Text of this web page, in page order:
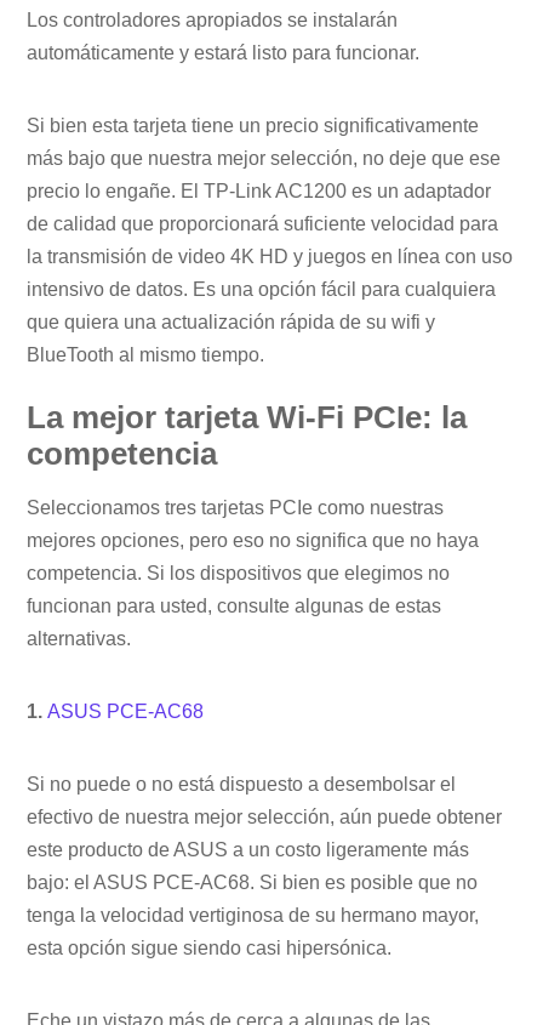
Los controladores apropiados se instalarán
automáticamente y estará listo para funcionar.
Si bien esta tarjeta tiene un precio significativamente
más bajo que nuestra mejor selección, no deje que ese
precio lo engañe. El TP-Link AC1200 es un adaptador
de calidad que proporcionará suficiente velocidad para
la transmisión de video 4K HD y juegos en línea con uso
intensivo de datos. Es una opción fácil para cualquiera
que quiera una actualización rápida de su wifi y
BlueTooth al mismo tiempo.
La mejor tarjeta Wi-Fi PCIe: la
competencia
Seleccionamos tres tarjetas PCIe como nuestras
mejores opciones, pero eso no significa que no haya
competencia. Si los dispositivos que elegimos no
funcionan para usted, consulte algunas de estas
alternativas.
1.ASUS PCE-AC68
Si no puede o no está dispuesto a desembolsar el
efectivo de nuestra mejor selección, aún puede obtener
este producto de ASUS a un costo ligeramente más
bajo: el ASUS PCE-AC68. Si bien es posible que no
tenga la velocidad vertiginosa de su hermano mayor,
esta opción sigue siendo casi hipersónica.
Eche un vistazo más de cerca a algunas de las